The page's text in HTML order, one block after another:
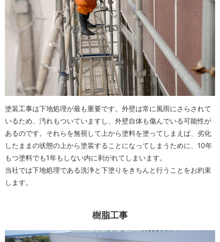
塗装工事は下地処理が最も重要です。外壁は常に風雨にさらされて
いるため、汚れもついていますし、外壁自体も傷んでいる可能性が
あるのです。それらを無視して上から塗料を塗ってしまえば、劣化
したままの状態の上から塗装することになってしまうために、10年
もつ塗料でも1年もしない内に剥がれてしまいます。
当社では下地処理である洗浄と下塗りをきちんと行うことをお約束
します。
樹脂工事